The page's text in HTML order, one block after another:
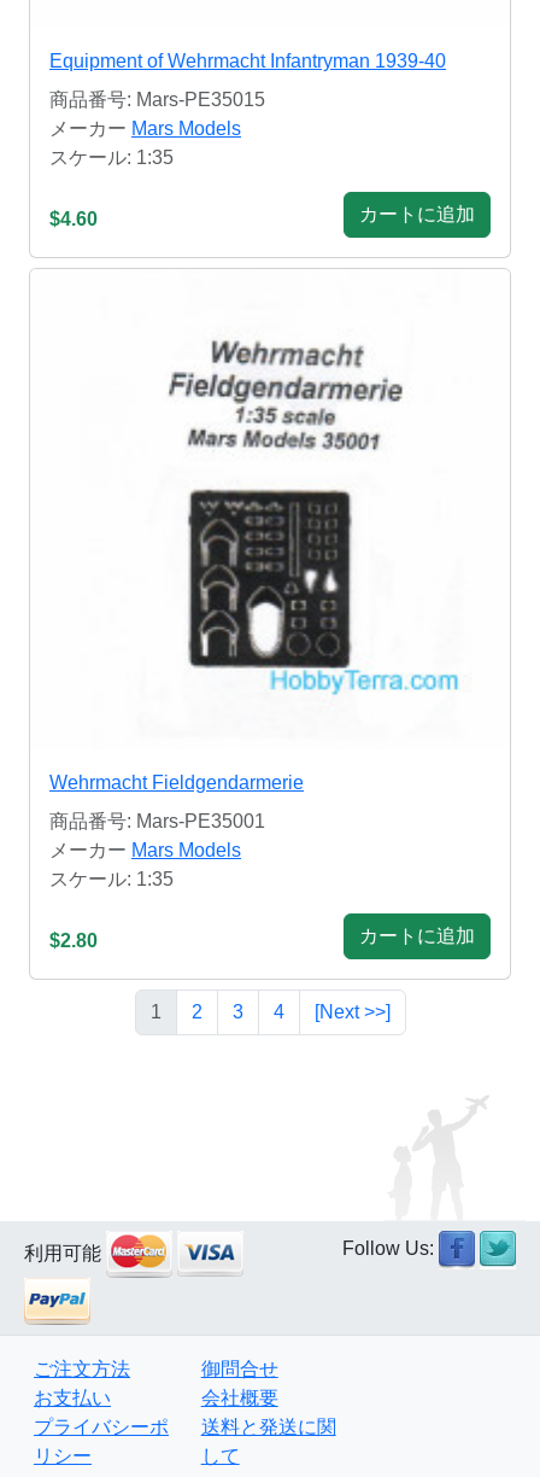
Equipment of Wehrmacht Infantryman 1939-40
商品番号: Mars-PE35015
メーカー Mars Models
スケール: 1:35
$4.60 カートに追加
Wehrmacht Fieldgendarmerie
商品番号: Mars-PE35001
メーカー Mars Models
スケール: 1:35
$2.80 カートに追加
1 2 3 4 [Next >>]
利用可能 Follow Us:
ご注文方法
お支払い
プライバシーポ
リシー
御問合せ
会社概要
送料と発送に関
して